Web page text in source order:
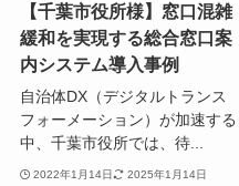
【千葉市役所様】窓口混雑
緩和を実現する総合窓口案
内システム導入事例
自治体DX（デジタルトランス
フォーメーション）が加速する
中、千葉市役所では、待...
2022年1月14日 2025年1月14日